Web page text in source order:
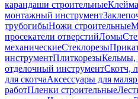
карандаши строительные
монтажный инструмент
трубогибыНожи строительные
просекатели отверстийЛомы
механическиеСтеклорезы
инструментПлиткорезыКельмы,
отделочный инструментСкотч,
для скотчаАксессуары для
работПленки строительные